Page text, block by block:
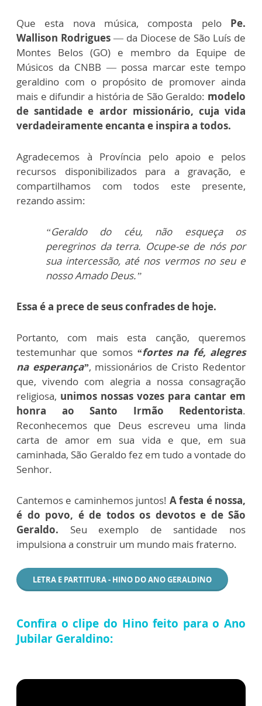
Que esta nova música, composta pelo Pe.
Wallison Rodrigues— da Diocese de São Luís de
Montes Belos (GO) e membro da Equipe de
Músicos da CNBB — possa marcar este tempo
geraldino com o propósito de promover ainda
mais e difundir a história de São Geraldo: modelo
de santidade e ardor missionário, cuja vida
verdadeiramente encanta e inspira a todos.
Agradecemos à Província pelo apoio e pelos
recursos disponibilizados para a gravação, e
compartilhamos com todos este presente,
rezando assim:
“Geraldo do céu, não esqueça os
peregrinos da terra. Ocupe-se de nós por
sua intercessão, até nos vermos no seu e
nosso Amado Deus.”
Essa é a prece de seus confrades de hoje.
Portanto, com mais esta canção, queremos
testemunhar que somos “fortes na fé, alegres
na esperança”, missionários de Cristo Redentor
que, vivendo com alegria a nossa consagração
religiosa, unimos nossas vozes para cantar em
honra ao Santo Irmão Redentorista.
Reconhecemos que Deus escreveu uma linda
carta de amor em sua vida e que, em sua
caminhada, São Geraldo fez em tudo a vontade do
Senhor.
Cantemos e caminhemos juntos! A festa é nossa,
é do povo, é de todos os devotos e de São
Geraldo. Seu exemplo de santidade nos
impulsiona a construir um mundo mais fraterno.
LETRA E PARTITURA - HINO DO ANO GERALDINO
Confira o clipe do Hino feito para o Ano
Jubilar Geraldino: